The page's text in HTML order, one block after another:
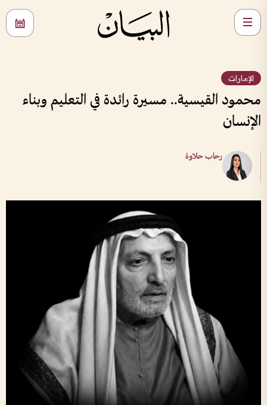
الإمارات
محمود القيسية.. مسيرة رائدة في التعليم وبناء
الإنسان
رحاب حلاوة